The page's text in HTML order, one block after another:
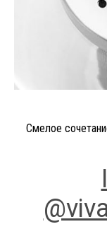
Смелое